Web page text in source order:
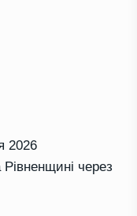
2026
через